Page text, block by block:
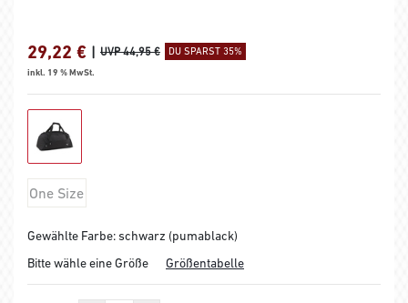
29,22 € | UVP 44,95 € DU SPARST 35%
inkl. 19 % MwSt.
One Size
Gewählte Farbe: schwarz (pumablack)
Bitte wähle eine Größe
Größentabelle